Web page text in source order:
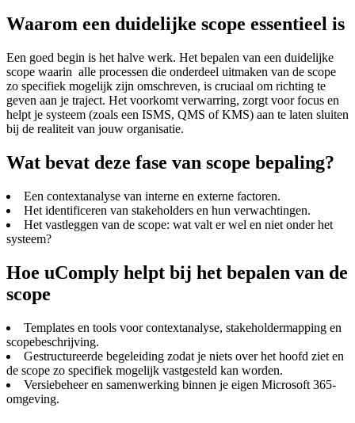
Waarom een duidelijke scope essentieel is
Een goed begin is het halve werk. Het bepalen van een duidelijke
scope waarin alle processen die onderdeel uitmaken van de scope
zo specifiek mogelijk zijn omschreven, is cruciaal om richting te
geven aan je traject. Het voorkomt verwarring, zorgt voor focus en
helpt je systeem (zoals een ISMS, QMS of KMS) aan te laten sluiten
bij de realiteit van jouw organisatie.
Wat bevat deze fase van scope bepaling?
Een contextanalyse van interne en externe factoren.
Het identificeren van stakeholders en hun verwachtingen.
Het vastleggen van de scope: wat valt er wel en niet onder het
systeem?
Hoe uComply helpt bij het bepalen van de
scope
Templates en tools voor contextanalyse, stakeholdermapping en
scopebeschrijving.
Gestructureerde begeleiding zodat je niets over het hoofd ziet en
de scope zo specifiek mogelijk vastgesteld kan worden.
Versiebeheer en samenwerking binnen je eigen Microsoft 365-
omgeving.